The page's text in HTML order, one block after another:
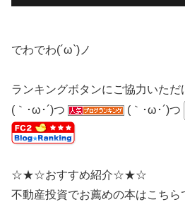
でわでわ(´ω`)ノ
ランキングボタンにご協力いただ
(｀･ω･´)つ
(｀･ω･´)つ
☆★☆おすすめ紹介☆★☆
不動産投資でお薦めの本はこちら